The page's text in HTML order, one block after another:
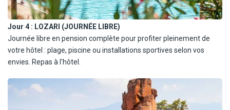
Jour 4 : LOZARI (JOURNÉE LIBRE)
Journée libre en pension complète pour profiter pleinement de
votre hôtel : plage, piscine ou installations sportives selon vos
envies. Repas à l'hôtel.